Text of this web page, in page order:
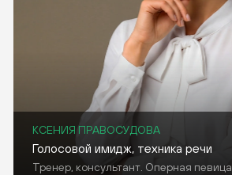
КСЕНИЯ ПРАВОСУДОВА
Голосовой имидж, техника речи
Тренер, консультант. Оперная певица